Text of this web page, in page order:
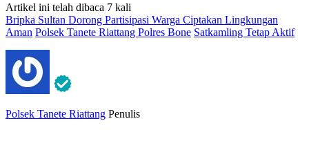
Artikel ini telah dibaca 7 kali
Bripka Sultan Dorong Partisipasi Warga Ciptakan Lingkungan
Aman Polsek Tanete Riattang Polres Bone Satkamling Tetap Aktif
Polsek Tanete Riattang Penulis